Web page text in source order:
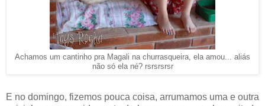
Achamos um cantinho pra Magali na churrasqueira, ela amou... aliás
não só ela né? rsrsrsrsr
E no domingo, fizemos pouca coisa, arrumamos uma e outra